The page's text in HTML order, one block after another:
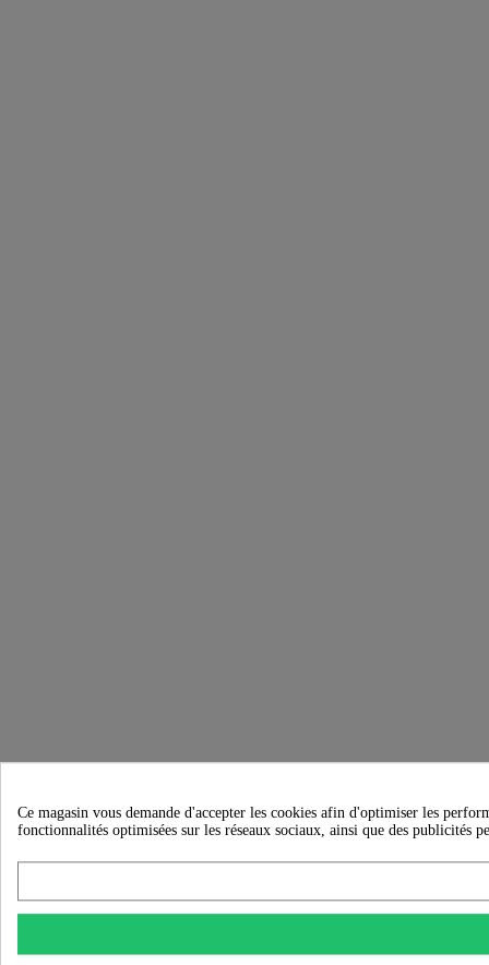
Ce magasin vous demande d'accepter les cookies afin d'optimiser les
fonctionnalités optimisées sur les réseaux sociaux, ainsi que des publicités